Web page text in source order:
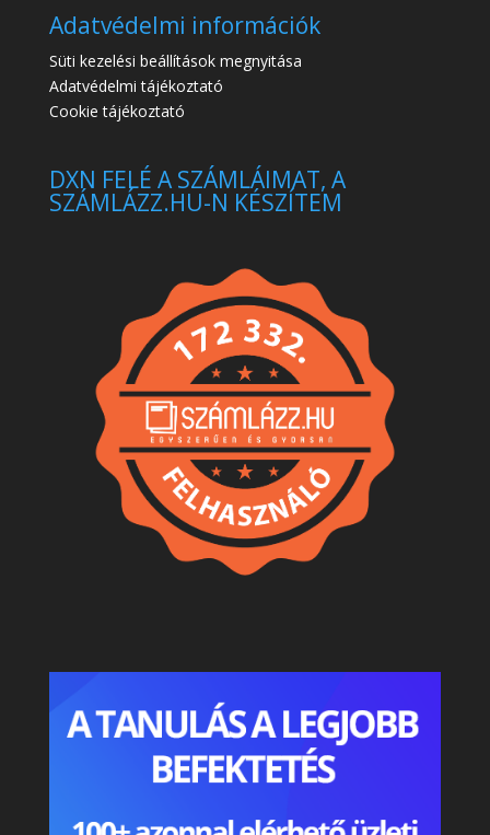
Adatvédelmi információk
Süti kezelési beállítások megnyitása
Adatvédelmi tájékoztató
Cookie tájékoztató
DXN FELÉ A SZÁMLÁIMAT, A
SZÁMLÁZZ.HU-N KÉSZÍTEM